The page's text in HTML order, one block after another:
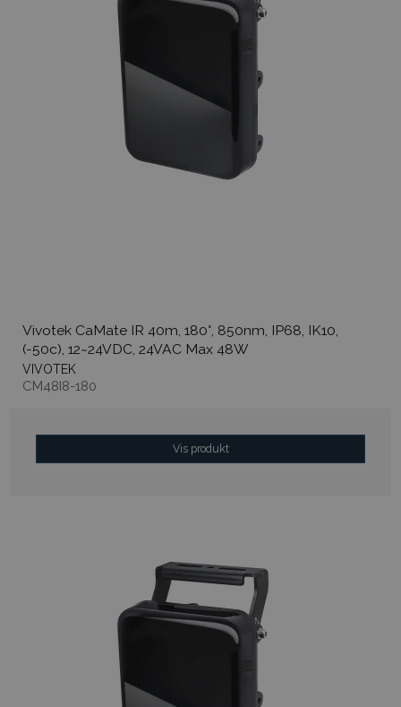
Vivotek CaMate IR 40m, 180°, 850nm, IP68, IK10,
(-50c), 12~24VDC, 24VAC Max 48W
VIVOTEK
CM48I8-180
Vis produkt